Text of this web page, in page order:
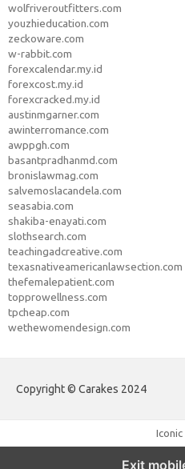
wolfriveroutfitters.com
youzhieducation.com
zeckoware.com
w-rabbit.com
forexcalendar.my.id
forexcost.my.id
forexcracked.my.id
austinmgarner.com
awinterromance.com
awppgh.com
basantpradhanmd.com
bronislawmag.com
salvemoslacandela.com
seasabia.com
shakiba-enayati.com
slothsearch.com
teachingadcreative.com
texasnativeamericanlawsection.com
thefemalepatient.com
topprowellness.com
tpcheap.com
wethewomendesign.com
Copyright © Carakes 2024
Iconic
Exit